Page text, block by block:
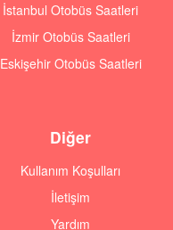
İstanbul Otobüs Saatleri
İzmir Otobüs Saatleri
Eskişehir Otobüs Saatleri
Diğer
Kullanım Koşulları
İletişim
Yardım